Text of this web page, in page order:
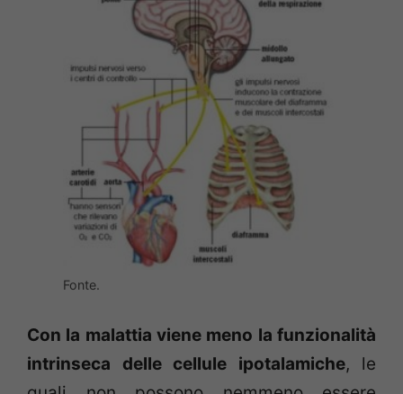
Fonte.
Con la malattia viene meno la funzionalità
intrinseca delle cellule ipotalamiche, le